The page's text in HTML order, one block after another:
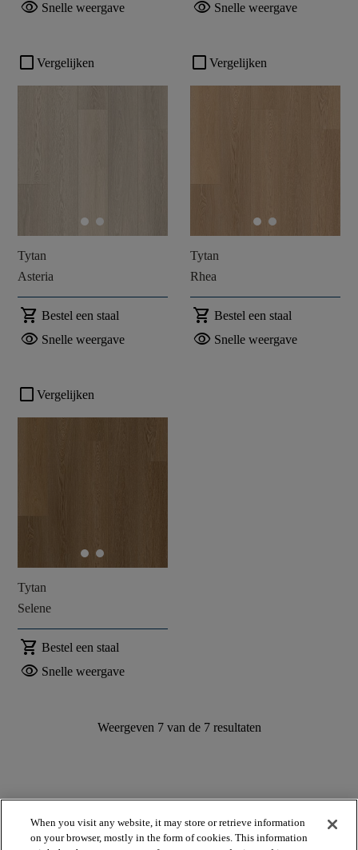
visibility Snelle weergave visibility Snelle weergave
check_box_outline_blank Vergelijken
Tytan
Asteria
shopping_cart Bestel een staal
visibility Snelle weergave
check_box_outline_blank Vergelijken
Tytan
Rhea
shopping_cart Bestel een staal
visibility Snelle weergave
check_box_outline_blank Vergelijken
Tytan
Selene
shopping_cart Bestel een staal
visibility Snelle weergave
Weergeven 7 van de 7 resultaten
When you visit any website, it may store or retrieve information
on your browser, mostly in the form of cookies. This information